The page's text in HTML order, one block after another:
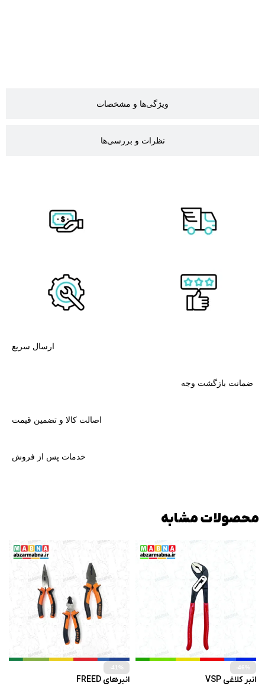
ویژگی‌ها و مشخصات
نظرات و بررسی‌ها
ارسال سریع
ضمانت بازگشت وجه
اصالت کالا و تضمین قیمت
خدمات پس از فروش
محصولات مشابه
-46%
انبر کلاغی VSP
-41%
انبرهای FREED